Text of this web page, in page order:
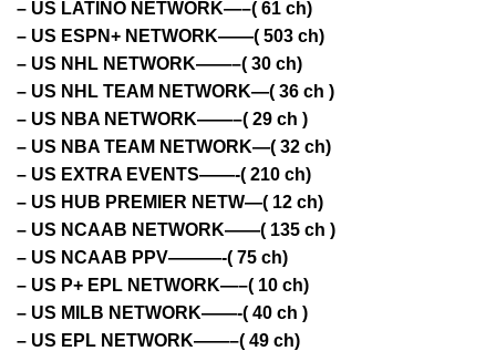
– US LATINO NETWORK—–( 61 ch)
– US ESPN+ NETWORK——( 503 ch)
– US NHL NETWORK——–( 30 ch)
– US NHL TEAM NETWORK—( 36 ch )
– US NBA NETWORK——–( 29 ch )
– US NBA TEAM NETWORK—( 32 ch)
– US EXTRA EVENTS——-( 210 ch)
– US HUB PREMIER NETW—( 12 ch)
– US NCAAB NETWORK——( 135 ch )
– US NCAAB PPV———-( 75 ch)
– US P+ EPL NETWORK—–( 10 ch)
– US MILB NETWORK——-( 40 ch )
– US EPL NETWORK——–( 49 ch)